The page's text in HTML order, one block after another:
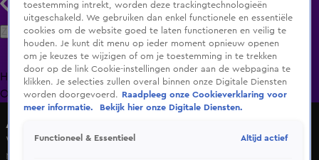
Zoeken
HomeUitzending Gemist Programma's De Bondgenoten
OranjezomerLivestreamsShop
A.S.S. - Anti Survival Show
Wie stuurt Melle terug naar het strand?
Ma 8 juni, 14:13
toestemming intrekt, worden deze trackingtechnologieën
uitgeschakeld. We gebruiken dan enkel functionele en essentiële
cookies om de website goed te laten functioneren en veilig te
houden. Je kunt dit menu op ieder moment opnieuw openen
om je keuzes te wijzigen of om je toestemming in te trekken
door op de link Cookie-instellingen onder aan de webpagina te
klikken. Je selecties zullen overal binnen onze Digitale Diensten
worden doorgevoerd.
Raadpleeg onze Cookieverklaring voor
meer informatie.
Bekijk hier onze Digitale Diensten.
Functioneel & Essentieel Altijd actief